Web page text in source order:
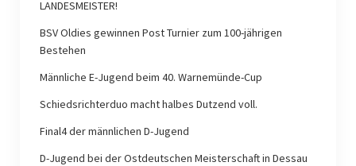
LANDESMEISTER!
BSV Oldies gewinnen Post Turnier zum 100-jährigen
Bestehen
Männliche E-Jugend beim 40. Warnemünde-Cup
Schiedsrichterduo macht halbes Dutzend voll.
Final4 der männlichen D-Jugend
D-Jugend bei der Ostdeutschen Meisterschaft in Dessau